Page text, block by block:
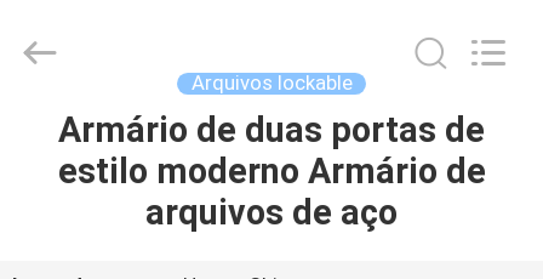
CASA
PRODUTOS
Arquivos lockable
Armário de duas portas de
estilo moderno Armário de
arquivos de aço